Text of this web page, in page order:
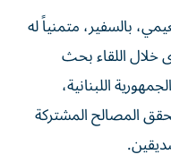
بالسفير، متمنياً له
خلال اللقاء بحث
اللبنانية،
المصالح المشتركة